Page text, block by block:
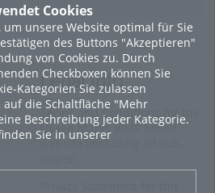
Cookies
um unsere Website optimal für Sie
des Buttons "Akzeptieren"
von Cookies zu. Durch
Checkboxen können Sie
Kategorien Sie zulassen
die Schaltfläche "Mehr
Beschreibung jeder Kategorie.
Sie in unserer
neue Top-Radweg in OÖ
Legal Info
Terms and Conditions for the
Usage of this ViMP based
website (including all sub-